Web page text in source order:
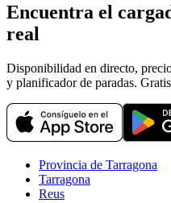
Encuentra el
real
Disponibilidad en directo,
y planificador de paradas.
Provincia de Tarragona
Tarragona
Reus